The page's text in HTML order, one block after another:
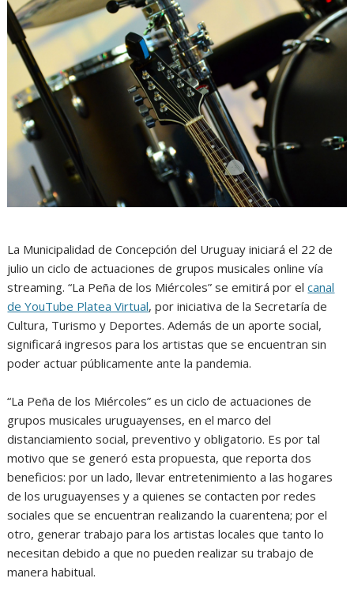
La Municipalidad de Concepción del Uruguay iniciará el 22 de
julio un ciclo de actuaciones de grupos musicales online vía
streaming. “La Peña de los Miércoles” se emitirá por elcanal
de YouTube Platea Virtual, por iniciativa de la Secretaría de
Cultura, Turismo y Deportes. Además de un aporte social,
significará ingresos para los artistas que se encuentran sin
poder actuar públicamente ante la pandemia.
“La Peña de los Miércoles” es un ciclo de actuaciones de
grupos musicales uruguayenses, en el marco del
distanciamiento social, preventivo y obligatorio. Es por tal
motivo que se generó esta propuesta, que reporta dos
beneficios: por un lado, llevar entretenimiento a las hogares
de los uruguayenses y a quienes se contacten por redes
sociales que se encuentran realizando la cuarentena; por el
otro, generar trabajo para los artistas locales que tanto lo
necesitan debido a que no pueden realizar su trabajo de
manera habitual.